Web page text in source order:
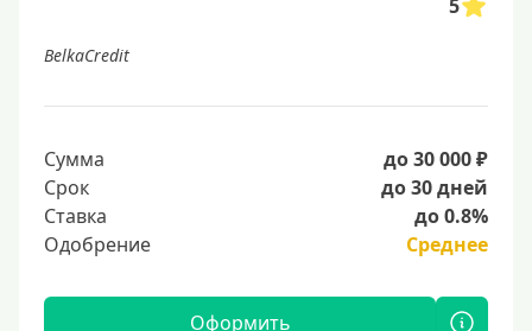
5
BelkaCredit
Сумма
до 30 000 ₽
Срок
до 30 дней
Ставка
до 0.8%
Одобрение
Среднее
Оформить